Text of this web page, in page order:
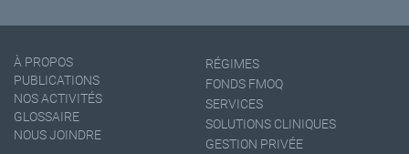
À PROPOS
PUBLICATIONS
NOS ACTIVITÉS
GLOSSAIRE
NOUS JOINDRE
RÉGIMES
FONDS FMOQ
SERVICES
SOLUTIONS CLINIQUES
GESTION PRIVÉE